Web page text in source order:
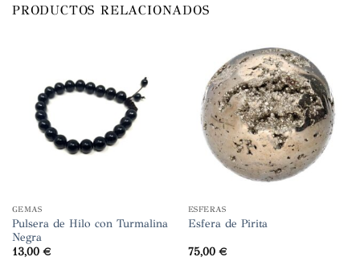
PRODUCTOS RELACIONADOS
GEMAS
Pulsera de Hilo con Turmalina
Negra
13,00 €
ESFERAS
Esfera de Pirita
75,00 €